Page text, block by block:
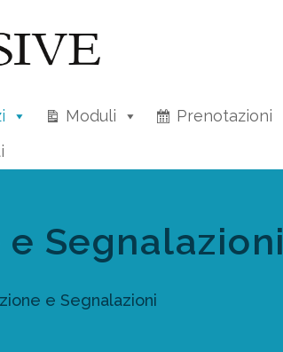
Moduli Prenotazioni
Segnalazioni
e Segnalazioni